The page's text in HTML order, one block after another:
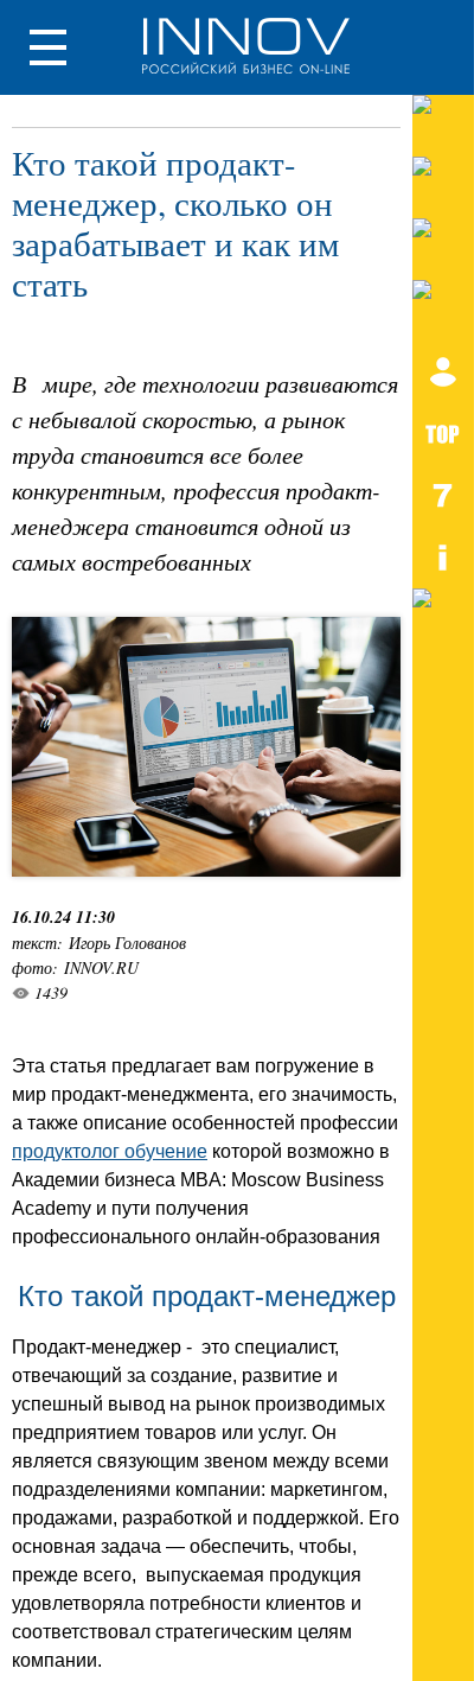
Кто такой продакт-
менеджер, сколько он
зарабатывает и как им
стать
В мире, где технологии развиваются
с небывалой скоростью, а рынок
труда становится все более
конкурентным, профессия продакт-
менеджера становится одной из
самых востребованных
16.10.24 11:30
текст: Игорь Голованов
фото: INNOV.RU
1439
Эта статья предлагает вам погружение в
мир продакт-менеджмента, его значимость,
а также описание особенностей профессии
продуктолог обучение которой возможно в
Академии бизнеса MBA: Moscow Business
Academy и пути получения
профессионального онлайн-образования
Кто такой продакт-менеджер
Продакт-менеджер - это специалист,
отвечающий за создание, развитие и
успешный вывод на рынок производимых
предприятием товаров или услуг. Он
является связующим звеном между всеми
подразделениями компании: маркетингом,
продажами, разработкой и поддержкой. Его
основная задача — обеспечить, чтобы,
прежде всего, выпускаемая продукция
удовлетворяла потребности клиентов и
соответствовал стратегическим целям
компании.